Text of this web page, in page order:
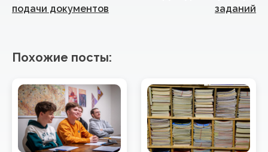
подачи документов
заданий
Похожие посты: